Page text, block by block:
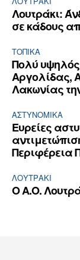
Λουτράκι:
σε κάδους
ΤΟΠΙΚΑ
Πολύ υψηλός
Αργολίδας,
Λακωνίας
ΑΣΤΥΝΟΜΙΚΆ
Ευρείες
Περιφέρεια
ΛΟΥΤΡΆΚΙ
Ο Α.Ο.